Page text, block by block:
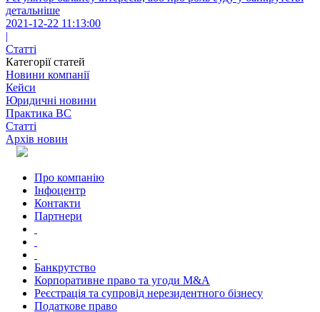
детальніше
2021-12-22 11:13:00
|
Статті
Категорії статей
Новини компанії
Кейси
Юридичні новини
Практика ВС
Статті
Архів новин
Про компанію
Інфоцентр
Контакти
Партнери
Банкрутство
Корпоративне право та угоди M&A
Реєстрація та супровід нерезидентного бізнесу
Податкове право